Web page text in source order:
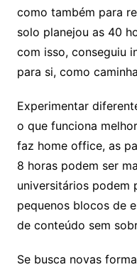
como também para
solo planejou as 40
com isso, conseguiu
para si, como
Experimentar
o que funciona
faz home office, as
8 horas podem ser
universitários podem
pequenos blocos de
de conteúdo sem
Se busca novas